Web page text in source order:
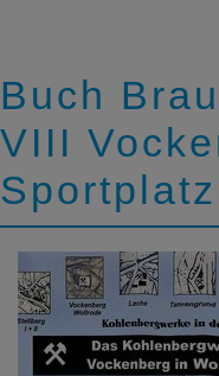
Buch
VIII